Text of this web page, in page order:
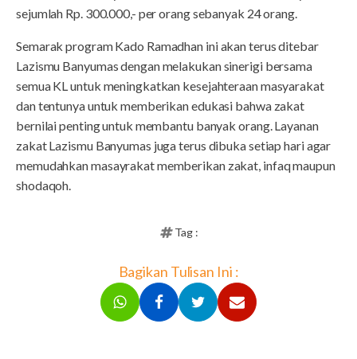
sejumlah Rp. 300.000,- per orang sebanyak 24 orang.
Semarak program Kado Ramadhan ini akan terus ditebar
Lazismu Banyumas dengan melakukan sinerigi bersama
semua KL untuk meningkatkan kesejahteraan masyarakat
dan tentunya untuk memberikan edukasi bahwa zakat
bernilai penting untuk membantu banyak orang. Layanan
zakat Lazismu Banyumas juga terus dibuka setiap hari agar
memudahkan masayrakat memberikan zakat, infaq maupun
shodaqoh.
Tag :
Bagikan Tulisan Ini :